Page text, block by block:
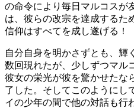
の命令により毎日マルコスが
は、彼らの改宗を達成するた
信仰はすべてを成し遂げる！
自分自身を明かさずとも、輝
数回現れたが、少しずつマル
彼女の栄光が彼を驚かせたな
了した。そしてこのようにし
イの少年の間で他の対話も行